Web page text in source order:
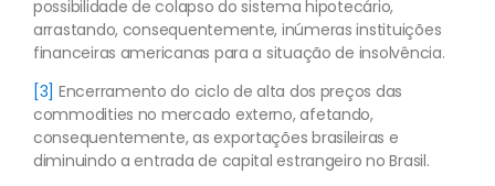
possibilidade de colapso do sistema hipotecário,
arrastando, consequentemente, inúmeras instituições
financeiras americanas para a situação de insolvência.
[3] Encerramento do ciclo de alta dos preços das
commodities no mercado externo, afetando,
consequentemente, as exportações brasileiras e
diminuindo a entrada de capital estrangeiro no Brasil.